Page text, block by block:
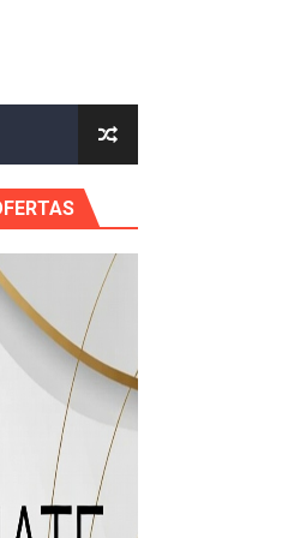
la cancelación de un ataque.